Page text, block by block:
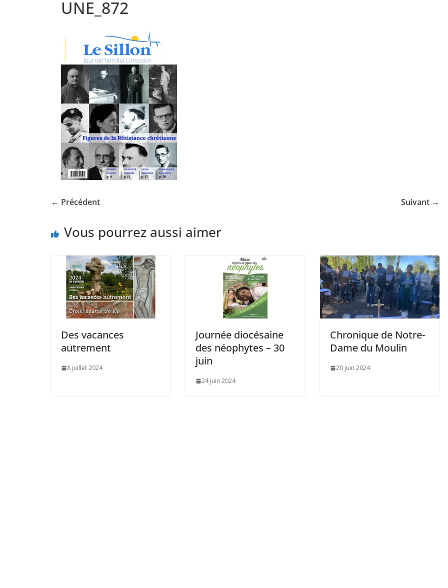
UNE_872
← Précédent Suivant →
Vous pourrez aussi aimer
Des vacances
autrement
8 juillet 2024
Journée diocésaine
des néophytes – 30
juin
24 juin 2024
Chronique de Notre-
Dame du Moulin
20 juin 2024